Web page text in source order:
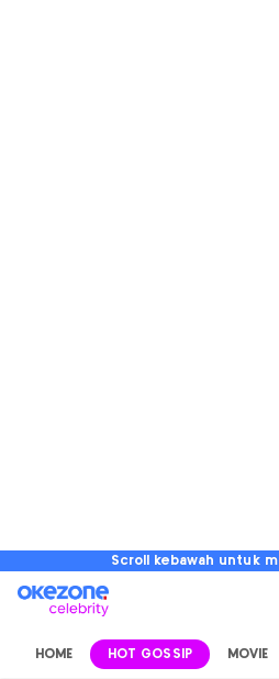
Scroll kebawah untuk
HOME HOT GOSSIP MOVIE